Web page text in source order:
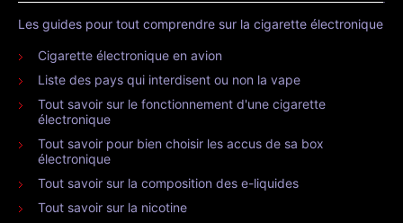
Les guides pour tout comprendre sur la cigarette électronique
Cigarette électronique en avion
Liste des pays qui interdisent ou non la vape
Tout savoir sur le fonctionnement d'une cigarette
électronique
Tout savoir pour bien choisir les accus de sa box
électronique
Tout savoir sur la composition des e-liquides
Tout savoir sur la nicotine